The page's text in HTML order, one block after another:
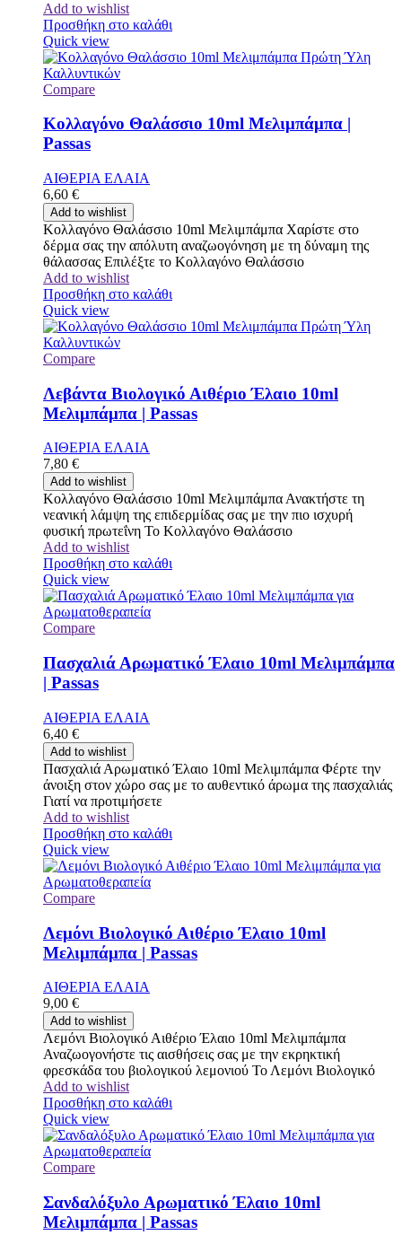
Add to wishlist
Προσθήκη στο καλάθι
Quick view
Compare
Κολλαγόνο Θαλάσσιο 10ml Μελιμπάμπα |
Passas
ΑΙΘΕΡΙΑ ΕΛΑΙΑ
6,60 €
Add to wishlist
Κολλαγόνο Θαλάσσιο 10ml Μελιμπάμπα Χαρίστε στο
δέρμα σας την απόλυτη αναζωογόνηση με τη δύναμη της
θάλασσας Επιλέξτε το Κολλαγόνο Θαλάσσιο
Add to wishlist
Προσθήκη στο καλάθι
Quick view
Compare
Λεβάντα Βιολογικό Αιθέριο Έλαιο 10ml
Μελιμπάμπα | Passas
ΑΙΘΕΡΙΑ ΕΛΑΙΑ
7,80 €
Add to wishlist
Κολλαγόνο Θαλάσσιο 10ml Μελιμπάμπα Ανακτήστε τη
νεανική λάμψη της επιδερμίδας σας με την πιο ισχυρή
φυσική πρωτεΐνη Το Κολλαγόνο Θαλάσσιο
Add to wishlist
Προσθήκη στο καλάθι
Quick view
Compare
Πασχαλιά Αρωματικό Έλαιο 10ml Μελιμπάμπα
| Passas
ΑΙΘΕΡΙΑ ΕΛΑΙΑ
6,40 €
Add to wishlist
Πασχαλιά Αρωματικό Έλαιο 10ml Μελιμπάμπα Φέρτε την
άνοιξη στον χώρο σας με το αυθεντικό άρωμα της πασχαλιάς
Γιατί να προτιμήσετε
Add to wishlist
Προσθήκη στο καλάθι
Quick view
Compare
Λεμόνι Βιολογικό Αιθέριο Έλαιο 10ml
Μελιμπάμπα | Passas
ΑΙΘΕΡΙΑ ΕΛΑΙΑ
9,00 €
Add to wishlist
Λεμόνι Βιολογικό Αιθέριο Έλαιο 10ml Μελιμπάμπα
Αναζωογονήστε τις αισθήσεις σας με την εκρηκτική
φρεσκάδα του βιολογικού λεμονιού Το Λεμόνι Βιολογικό
Add to wishlist
Προσθήκη στο καλάθι
Quick view
Compare
Σανδαλόξυλο Αρωματικό Έλαιο 10ml
Μελιμπάμπα | Passas